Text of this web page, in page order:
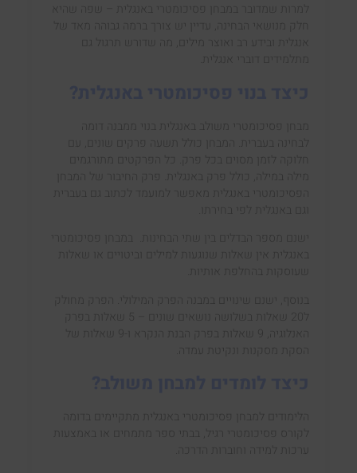
למרות שמדובר במבחן פסיכומטרי באנגלית – שפה שהיא
חלק מנושאי הבחינה, עדיין יש צורך ברמה גבוהה מאד של
אנגלית ובידע רב ואוצר מילים, מה שדורש תרגול גם
מתלמידים דוברי אנגלית.
מבחן פסיכומטרי משולב באנגלית בנוי ממבנה דומה
לבחינה בעברית. המבחן כולל תשעה פרקים שונים, עם
חלוקה לזמן מסוים בכל פרק. כל הפרקטים מתורגמים
מילה במילה, כולל פרק באנגלית. פרק החיבור של המבחן
הפסיכומטרי באנגלית מאפשר למועמד לכתוב גם בעברית
וגם באנגלית לפי בחירתו.
ישנם מספר הבדלים בין שתי הבחינות. במבחן פסיכומטרי
באנגלית אין שאלות שנוגעות למילים וביטויים או שאלות
שעוסקות בהחלפת אותיות.
בנוסף, ישנם שינויים במבנה הפרק המילולי. הפרק מחולק
ל20 שאלות בשלושה נושאים שונים – 5 שאלות בפרק
האנלוגיה, 9 שאלות בפרק הבנת הנקרא ו-9 שאלות של
הסקת מסקנות ונקיטת עמדה.
הלימודים למבחן פסיכומטרי באנגלית מתקיימים בדומה
לקורס פסיכומטרי רגיל, בבתי ספר מתמחים או באמצעות
ערכות למידה וחוברות הדרכה.